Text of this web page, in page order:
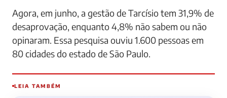
Agora, em junho, a gestão de Tarcísio tem 31,9% de
desaprovação, enquanto 4,8% não sabem ou não
opinaram. Essa pesquisa ouviu 1.600 pessoas em
80 cidades do estado de São Paulo.
LEIA TAMBÉM